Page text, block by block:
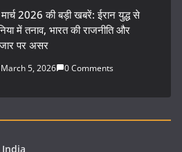
2026 की बड़ी खबरें: ईरान युद्ध से
में तनाव, भारत की राजनीति और
पर असर
March 5, 2026 0 Comments